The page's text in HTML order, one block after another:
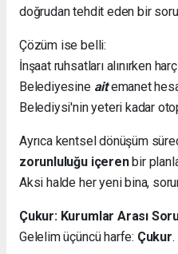
doğrudan tehdit eden bir
Çözüm ise belli:
İnşaat ruhsatları alınırken
Belediyesine aitemanet
Belediysi'nin yeteri kadar
Ayrıca kentsel dönüşüm
zorunluluğu içerenbir
Aksi halde her yeni bina,
Çukur: Kurumlar Arası
Gelelim üçüncü harfe: Çukur.